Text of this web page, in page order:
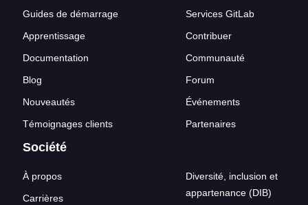
Guides de démarrage
Apprentissage
Documentation
Blog
Nouveautés
Témoignages clients
Services GitLab
Contribuer
Communauté
Forum
Événements
Partenaires
Société
À propos
Carrières
Diversité, inclusion et
appartenance (DIB)